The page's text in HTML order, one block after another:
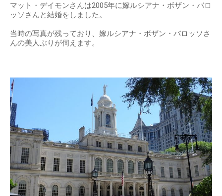
マット・デイモンさんは2005年に嫁ルシアナ・ボザン・バロ
ッソさんと結婚をしました。
当時の写真が残っており、嫁ルシアナ・ボザン・バロッソさ
んの美人ぶりが伺えます。